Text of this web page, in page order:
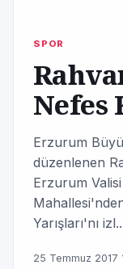
SPOR
Nefes
Erzurum
düzenlenen
Erzurum
Yarışları'nı
25 Temmuz 2017